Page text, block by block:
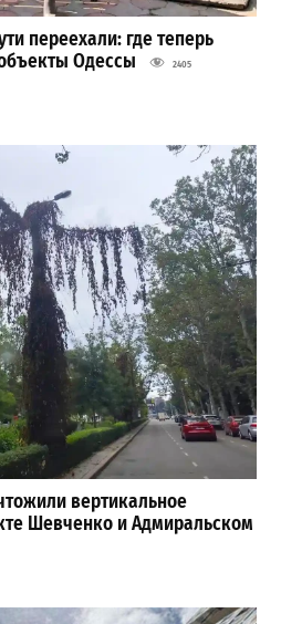
переехали: где теперь
Одессы
2405
вертикальное
Шевченко и Адмиральском